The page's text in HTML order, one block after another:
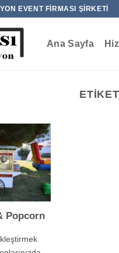
EVENT FIRMASI ŞIRKETI
Ana Sayfa
Popcorn